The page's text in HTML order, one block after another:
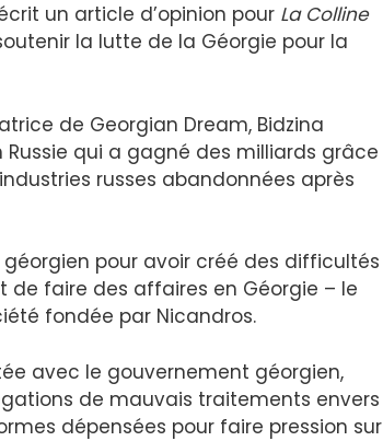
un article d’opinion pour La Colline
la lutte de la Géorgie pour la
de Georgian Dream, Bidzina
qui a gagné des milliards grâce
russes abandonnées après
pour avoir créé des difficultés
faire des affaires en Géorgie – le
fondée par Nicandros.
avec le gouvernement géorgien,
de mauvais traitements envers
dépensées pour faire pression sur